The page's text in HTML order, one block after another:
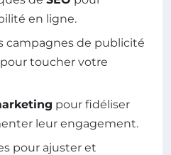
en ligne.
campagnes de publicité
toucher votre
pour fidéliser
leur engagement.
pour ajuster et